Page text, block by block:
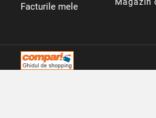
Facturile mele